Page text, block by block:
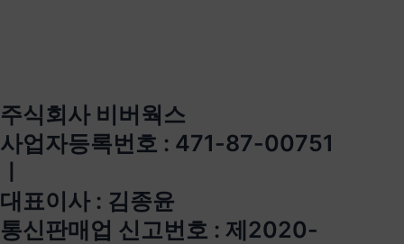
주식회사 비버웍스
사업자등록번호 : 471-87-00751
대표이사 : 김종윤
통신판매업 신고번호 : 제2020-